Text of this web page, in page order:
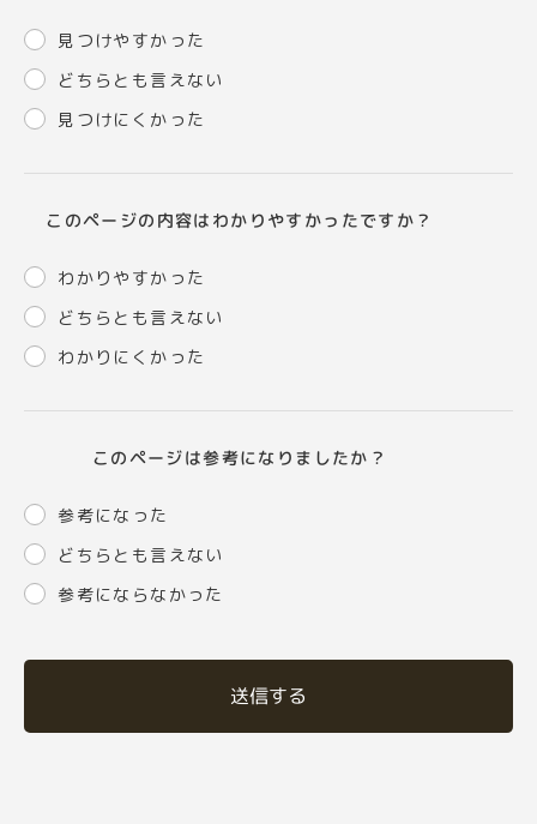
見つけやすかった
どちらとも言えない
見つけにくかった
このページの内容はわかりやすかったですか？
わかりやすかった
どちらとも言えない
わかりにくかった
このページは参考になりましたか？
参考になった
どちらとも言えない
参考にならなかった
送信する